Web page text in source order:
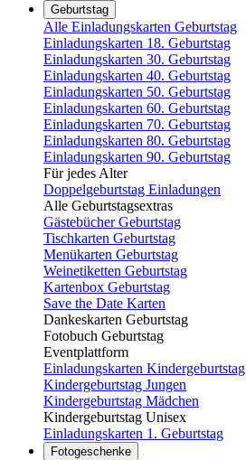
Geburtstag
Alle Einladungskarten Geburtstag
Einladungskarten 18. Geburtstag
Einladungskarten 30. Geburtstag
Einladungskarten 40. Geburtstag
Einladungskarten 50. Geburtstag
Einladungskarten 60. Geburtstag
Einladungskarten 70. Geburtstag
Einladungskarten 80. Geburtstag
Einladungskarten 90. Geburtstag
Für jedes Alter
Doppelgeburtstag Einladungen
Alle Geburtstagsextras
Gästebücher Geburtstag
Tischkarten Geburtstag
Menükarten Geburtstag
Weinetiketten Geburtstag
Kartenbox Geburtstag
Save the Date Karten
Dankeskarten Geburtstag
Fotobuch Geburtstag
Eventplattform
Einladungskarten Kindergeburtstag
Kindergeburtstag Jungen
Kindergeburtstag Mädchen
Kindergeburtstag Unisex
Einladungskarten 1. Geburtstag
Fotogeschenke